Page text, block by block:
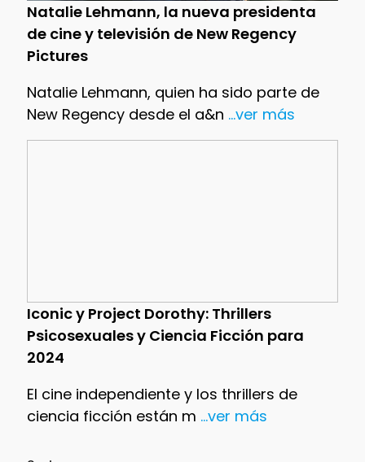
Natalie Lehmann, la nueva presidenta
de cine y televisión de New Regency
Pictures
Natalie Lehmann, quien ha sido parte de
New Regency desde el a&n ...ver más
Iconic y Project Dorothy: Thrillers
Psicosexuales y Ciencia Ficción para
2024
El cine independiente y los thrillers de
ciencia ficción están m ...ver más